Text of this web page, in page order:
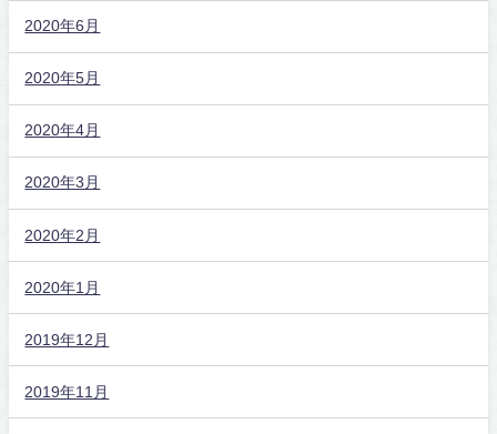
2020年6月
2020年5月
2020年4月
2020年3月
2020年2月
2020年1月
2019年12月
2019年11月